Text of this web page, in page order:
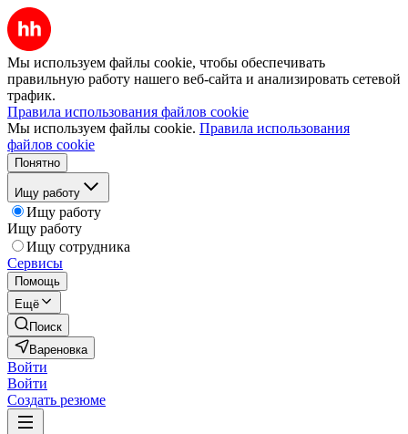
Мы используем файлы cookie, чтобы обеспечивать
правильную работу нашего веб-сайта и анализировать сетевой
трафик.
Правила использования файлов cookie
Мы используем файлы cookie. Правила использования
файлов cookie
Понятно
Ищу работу
Ищу работу
Ищу работу
Ищу сотрудника
Сервисы
Помощь
Ещё
Поиск
Вареновка
Войти
Войти
Создать резюме